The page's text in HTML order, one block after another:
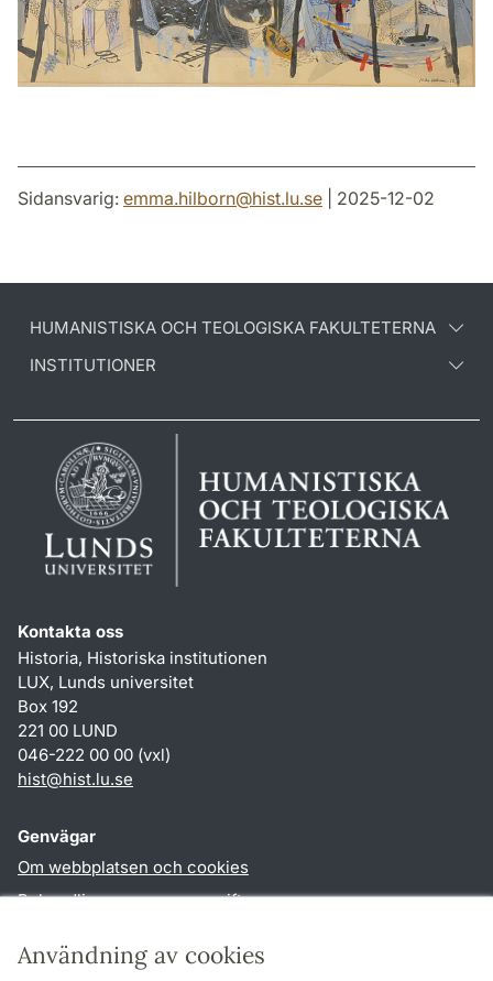
Användning av cookies
Sidansvarig: emma.hilborn@hist.lu.se | 2025-12-02
HUMANISTISKA OCH TEOLOGISKA FAKULTETERNA
INSTITUTIONER
Kontakta oss
Historia, Historiska institutionen
LUX, Lunds universitet
Box 192
221 00 LUND
046-222 00 00 (vxl)
hist@hist.lu.se
Genvägar
Om webbplatsen och cookies
Behandling av personuppgifter
TYPO3-login